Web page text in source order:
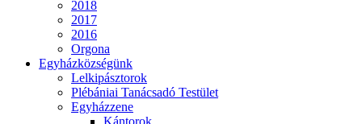
2018
2017
2016
Orgona
Egyházközségünk
Lelkipásztorok
Plébániai Tanácsadó Testület
Egyházzene
Kántorok